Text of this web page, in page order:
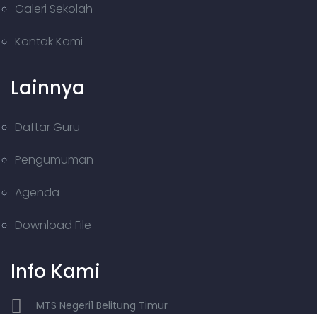
Galeri Sekolah
Kontak Kami
Lainnya
Daftar Guru
Pengumuman
Agenda
Download File
Info Kami
MTS Negeri1 Belitung Timur